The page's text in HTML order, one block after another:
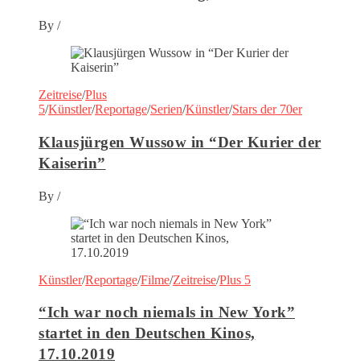
By /
Zeitreise/Plus
5/Künstler/Reportage/Serien/Künstler/Stars der 70er
Klausjürgen Wussow in “Der Kurier der
Kaiserin”
By /
Künstler/Reportage/Filme/Zeitreise/Plus 5
“Ich war noch niemals in New York”
startet in den Deutschen Kinos,
17.10.2019